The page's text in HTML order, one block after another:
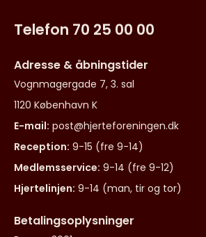
Telefon 70 25 00 00
Adresse & åbningstider
Vognmagergade 7, 3. sal
1120 København K
E-mail: post@hjerteforeningen.dk
Reception: 9-15 (fre 9-14)
Medlemsservice: 9-14 (fre 9-12)
Hjertelinjen: 9-14 (man, tir og tor)
Betalingsoplysninger